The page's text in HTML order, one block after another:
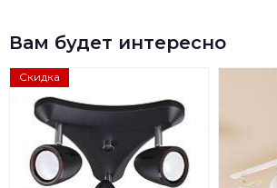
Вам будет интересно
Скидка